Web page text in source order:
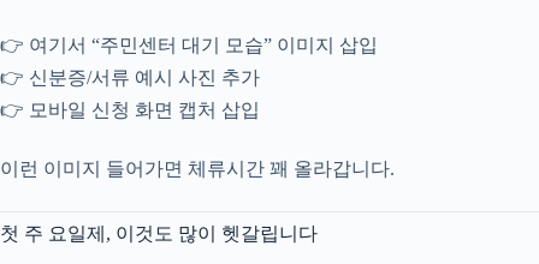
👉 여기서 “주민센터 대기 모습” 이미지 삽입
👉 신분증/서류 예시 사진 추가
👉 모바일 신청 화면 캡처 삽입
이런 이미지 들어가면 체류시간 꽤 올라갑니다.
첫 주 요일제, 이것도 많이 헷갈립니다